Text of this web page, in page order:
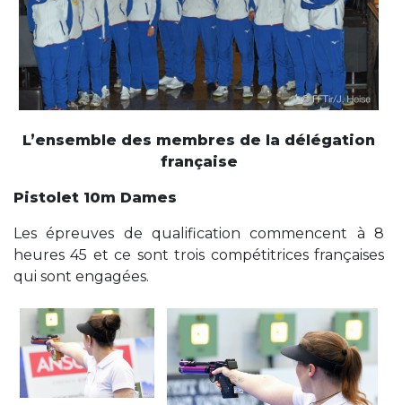
L’ensemble des membres de la délégation
française
Pistolet 10m Dames
Les épreuves de qualification commencent à 8
heures 45 et ce sont trois compétitrices françaises
qui sont engagées.